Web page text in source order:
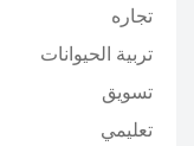
تجاره
تربية الحيوانات
تسويق
تعليمي